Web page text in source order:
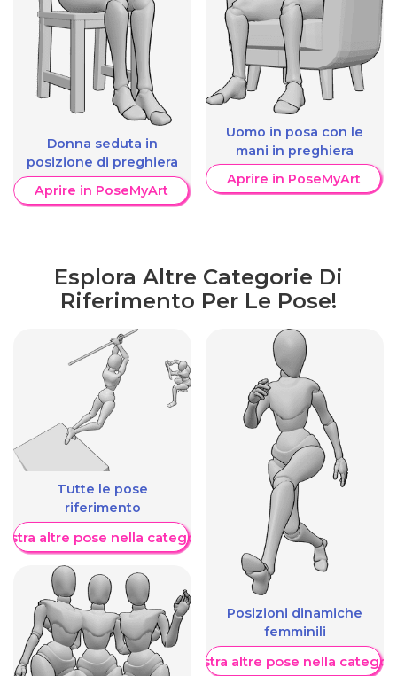
Donna seduta in
posizione di preghiera
Aprire in PoseMyArt
Uomo in posa con le
mani in preghiera
Aprire in PoseMyArt
Esplora Altre Categorie Di
Riferimento Per Le Pose!
Tutte le pose
riferimento
altre pose nella categoria
Posizioni dinamiche
femminili
Mostra altre pose nella